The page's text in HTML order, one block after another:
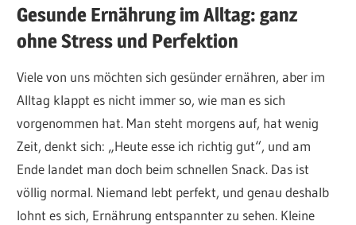
Gesunde Ernährung im Alltag: ganz
ohne Stress und Perfektion
Viele von uns möchten sich gesünder ernähren, aber im
Alltag klappt es nicht immer so, wie man es sich
vorgenommen hat. Man steht morgens auf, hat wenig
Zeit, denkt sich: „Heute esse ich richtig gut“, und am
Ende landet man doch beim schnellen Snack. Das ist
völlig normal. Niemand lebt perfekt, und genau deshalb
lohnt es sich, Ernährung entspannter zu sehen. Kleine